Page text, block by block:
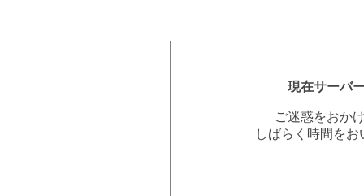
現在サーバ
ご迷惑をおか
しばらく時間を